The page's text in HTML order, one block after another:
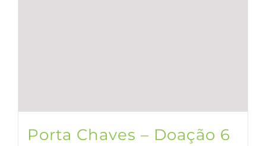
Porta Chaves – Doação 6